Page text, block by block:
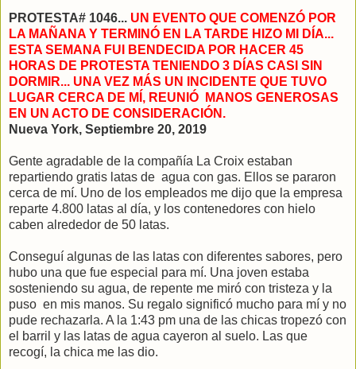
PROTESTA# 1046... UN EVENTO QUE COMENZÓ POR
LA MAÑANA Y TERMINÓ EN LA TARDE HIZO MI DÍA...
ESTA SEMANA FUI BENDECIDA POR HACER 45
HORAS DE PROTESTA TENIENDO 3 DÍAS CASI SIN
DORMIR... UNA VEZ MÁS UN INCIDENTE QUE TUVO
LUGAR CERCA DE MÍ, REUNIÓ MANOS GENEROSAS
EN UN ACTO DE CONSIDERACIÓN.
Nueva York, Septiembre 20, 2019
Gente agradable de la compañía La Croix estaban
repartiendo gratis latas de agua con gas. Ellos se pararon
cerca de mí. Uno de los empleados me dijo que la empresa
reparte 4.800 latas al día, y los contenedores con hielo
caben alrededor de 50 latas.
Conseguí algunas de las latas con diferentes sabores, pero
hubo una que fue especial para mí. Una joven estaba
sosteniendo su agua, de repente me miró con tristeza y la
puso en mis manos. Su regalo significó mucho para mí y no
pude rechazarla. A la 1:43 pm una de las chicas tropezó con
el barril y las latas de agua cayeron al suelo. Las que
recogí, la chica me las dio.